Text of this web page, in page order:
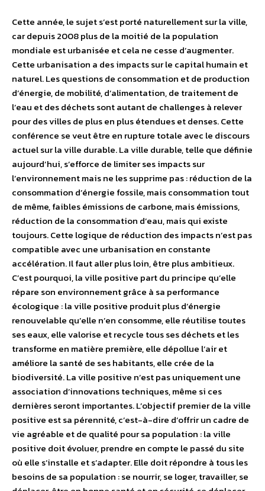
Cette année, le sujet s’est porté naturellement sur la ville,
car depuis 2008 plus de la moitié de la population
mondiale est urbanisée et cela ne cesse d’augmenter.
Cette urbanisation a des impacts sur le capital humain et
naturel. Les questions de consommation et de production
d’énergie, de mobilité, d’alimentation, de traitement de
l’eau et des déchets sont autant de challenges à relever
pour des villes de plus en plus étendues et denses. Cette
conférence se veut être en rupture totale avec le discours
actuel sur la ville durable. La ville durable, telle que définie
aujourd’hui, s’efforce de limiter ses impacts sur
l’environnement mais ne les supprime pas : réduction de la
consommation d’énergie fossile, mais consommation tout
de même, faibles émissions de carbone, mais émissions,
réduction de la consommation d’eau, mais qui existe
toujours. Cette logique de réduction des impacts n’est pas
compatible avec une urbanisation en constante
accélération. Il faut aller plus loin, être plus ambitieux.
C’est pourquoi, la ville positive part du principe qu’elle
répare son environnement grâce à sa performance
écologique : la ville positive produit plus d’énergie
renouvelable qu’elle n’en consomme, elle réutilise toutes
ses eaux, elle valorise et recycle tous ses déchets et les
transforme en matière première, elle dépollue l’air et
améliore la santé de ses habitants, elle crée de la
biodiversité. La ville positive n’est pas uniquement une
association d’innovations techniques, même si ces
dernières seront importantes. L’objectif premier de la ville
positive est sa pérennité, c’est-à-dire d’offrir un cadre de
vie agréable et de qualité pour sa population : la ville
positive doit évoluer, prendre en compte le passé du site
où elle s’installe et s’adapter. Elle doit répondre à tous les
besoins de sa population : se nourrir, se loger, travailler, se